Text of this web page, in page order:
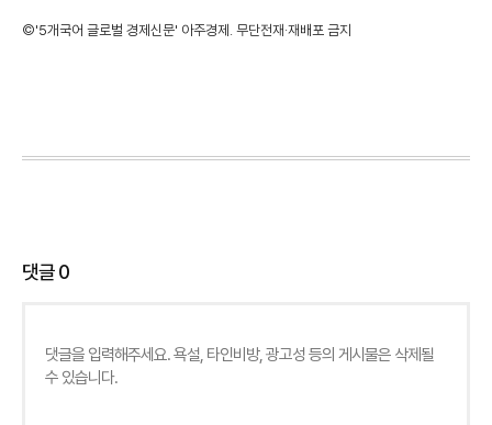
©'5개국어 글로벌 경제신문' 아주경제. 무단전재·재배포 금지
댓글0